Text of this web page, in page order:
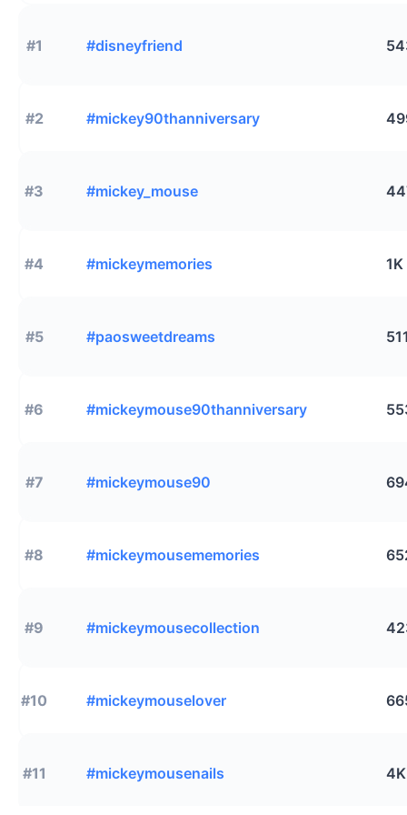
#1 #disneyfriend
#2 #mickey90thanniversary
#3 #mickey_mouse
#4 #mickeymemories 1K
#5 #paosweetdreams
#6 #mickeymouse90thanniversary
#7 #mickeymouse90
#8 #mickeymousememories
#9 #mickeymousecollection
#10 #mickeymouselover
#11 #mickeymousenails 4K